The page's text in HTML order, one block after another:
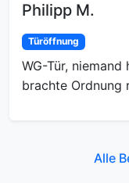
Philipp M.
Türöffnung
WG-Tür, niemand
brachte Ordnung
Alle